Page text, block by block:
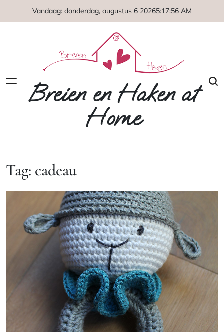
Vandaag: donderdag, augustus 6 20265:17:56 AM
Breien en Haken at
Home
Tag: cadeau